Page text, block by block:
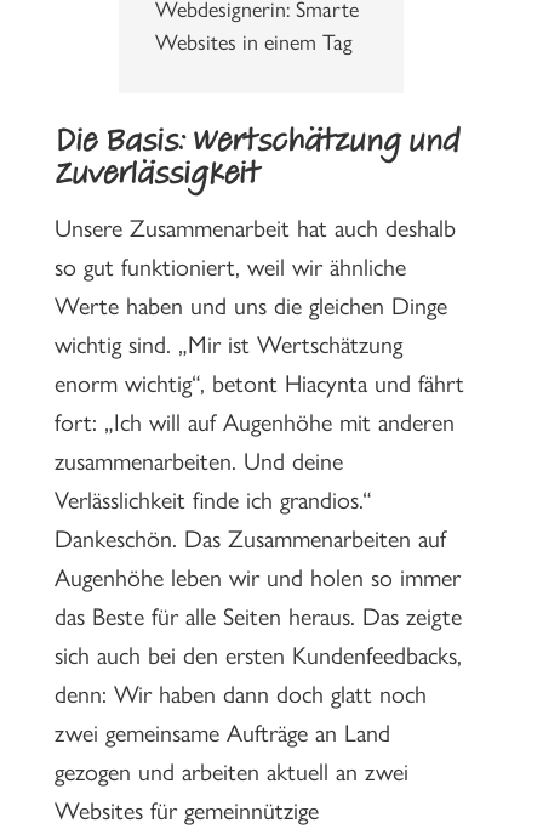
Webdesignerin: Smarte
Websites in einem Tag
Die Basis: Wertschätzung und
Zuverlässigkeit
Unsere Zusammenarbeit hat auch deshalb
so gut funktioniert, weil wir ähnliche
Werte haben und uns die gleichen Dinge
wichtig sind. „Mir ist Wertschätzung
enorm wichtig“, betont Hiacynta und fährt
fort: „Ich will auf Augenhöhe mit anderen
zusammenarbeiten. Und deine
Verlässlichkeit finde ich grandios.“
Dankeschön. Das Zusammenarbeiten auf
Augenhöhe leben wir und holen so immer
das Beste für alle Seiten heraus. Das zeigte
sich auch bei den ersten Kundenfeedbacks,
denn: Wir haben dann doch glatt noch
zwei gemeinsame Aufträge an Land
gezogen und arbeiten aktuell an zwei
Websites für gemeinnützige